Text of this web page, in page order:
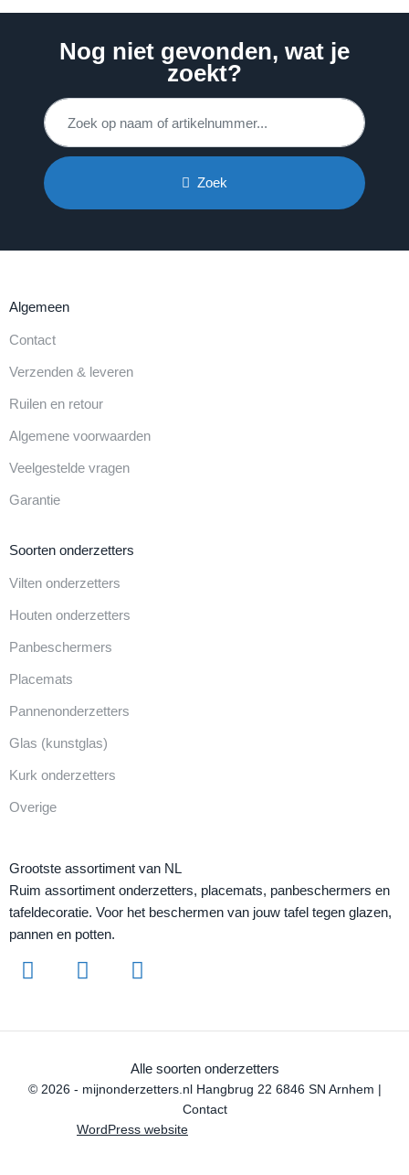
Nog niet gevonden, wat je
zoekt?
Zoek
Algemeen
Contact
Verzenden & leveren
Ruilen en retour
Algemene voorwaarden
Veelgestelde vragen
Garantie
Soorten onderzetters
Vilten onderzetters
Houten onderzetters
Panbeschermers
Placemats
Pannenonderzetters
Glas (kunstglas)
Kurk onderzetters
Overige
Grootste assortiment van NL
Ruim assortiment onderzetters, placemats, panbeschermers en
tafeldecoratie. Voor het beschermen van jouw tafel tegen glazen,
pannen en potten.
Alle soorten onderzetters
© 2026 - mijnonderzetters.nl Hangbrug 22 6846 SN Arnhem |
Contact
WordPress website